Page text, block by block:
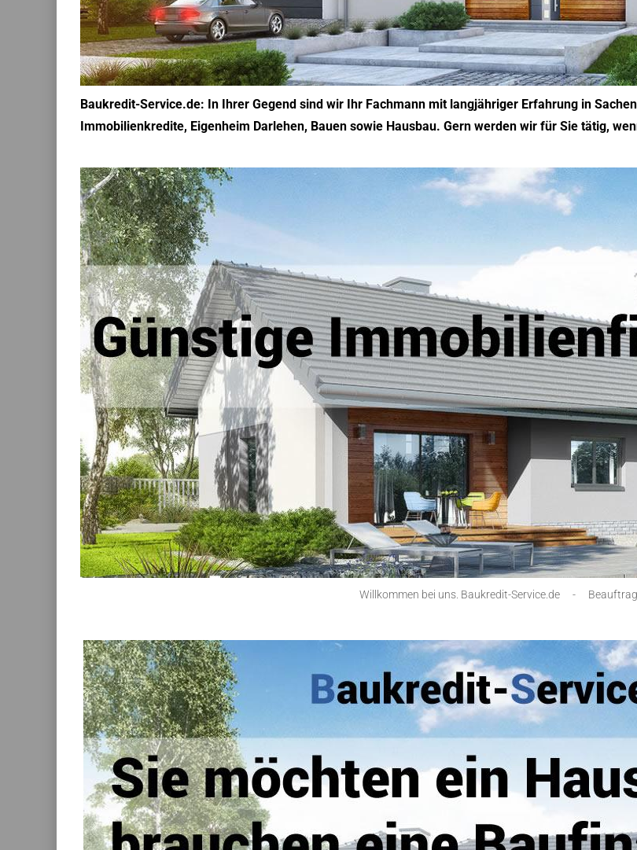
Baukredit-Service.de: In Ihrer Gegend sind wir Ihr Fachmann mit langjähriger Erfahrung in
Immobilienkredite, Eigenheim Darlehen, Bauen sowie Hausbau. Gern werden wir für Sie tätig,
Willkommen bei uns. Baukredit-Service.de -